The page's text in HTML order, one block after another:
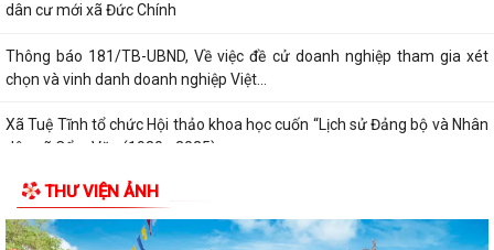
dân cư mới xã Đức Chính
Thông báo 181/TB-UBND, Về việc đề cử doanh nghiệp tham gia xét
chọn và vinh danh doanh nghiệp Việt...
Xã Tuệ Tĩnh tổ chức Hội thảo khoa học cuốn “Lịch sử Đảng bộ và Nhân
dân xã Cẩm Văn (1930 - 2025)
Nghị quyết điều chỉnh, bổ sung (lần 2) kế hoạch đầu tư công năm 2026
Kế hoạch 254 triển khai thực hiện Nghị định số 142/2026/NĐ-CP của
THƯ VIỆN ẢNH